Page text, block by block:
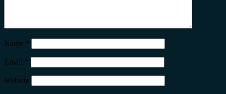
Name *
Email *
Website